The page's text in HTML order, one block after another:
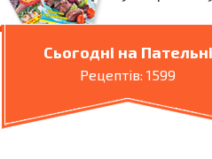
Сьогодні на Пательні
Рецептів: 1599